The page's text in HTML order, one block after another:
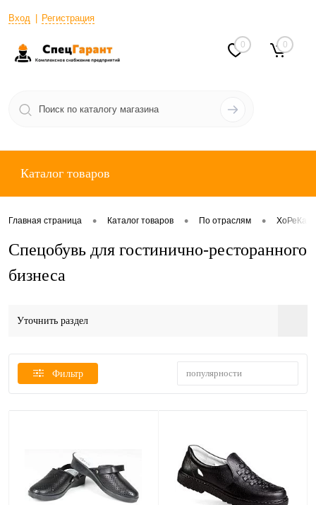
Вход Регистрация
0 0
Каталог товаров
Главная страница • Каталог товаров • По отраслям • ХоРеКа
Спецобувь для гостинично-ресторанного
бизнеса
Уточнить раздел
Фильтр популярности